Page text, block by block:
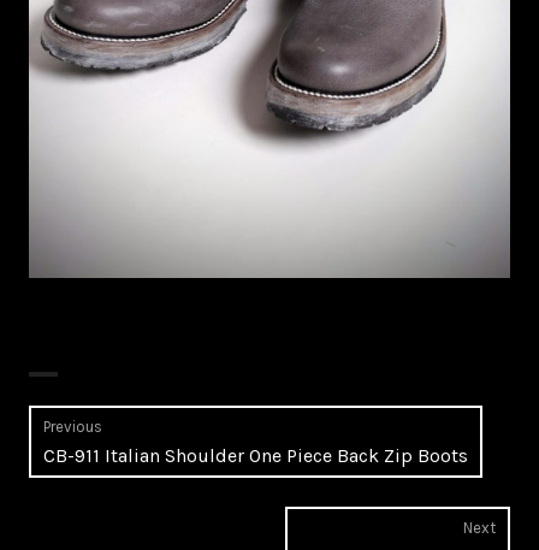
Post
navigation
Previous
Previous
post:
CB-911 Italian Shoulder One Piece Back Zip Boots
Next